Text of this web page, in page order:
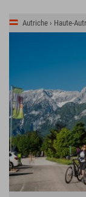
Autriche › Haute-